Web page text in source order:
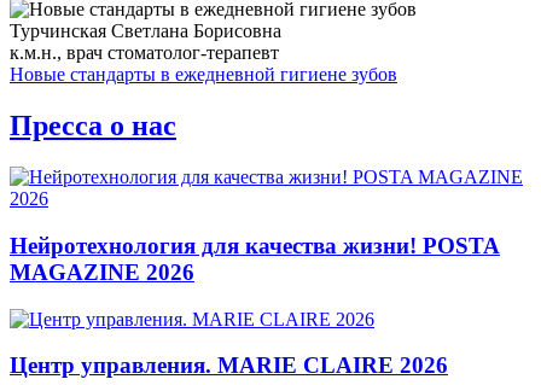
Турчинская Светлана Борисовна
к.м.н., врач стоматолог-терапевт
Новые стандарты в ежедневной гигиене зубов
Пресса о нас
Нейротехнология для качества жизни! POSTA
MAGAZINE 2026
Центр управления. MARIE CLAIRE 2026